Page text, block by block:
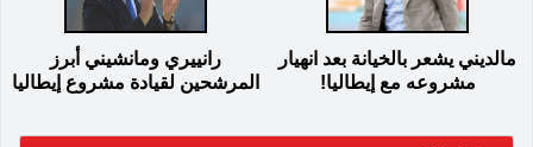
مالديني يشعر بالخيانة بعد انهيار
مشروعه مع إيطاليا!
رانييري ومانشيني أبرز
المرشحين لقيادة مشروع إيطاليا